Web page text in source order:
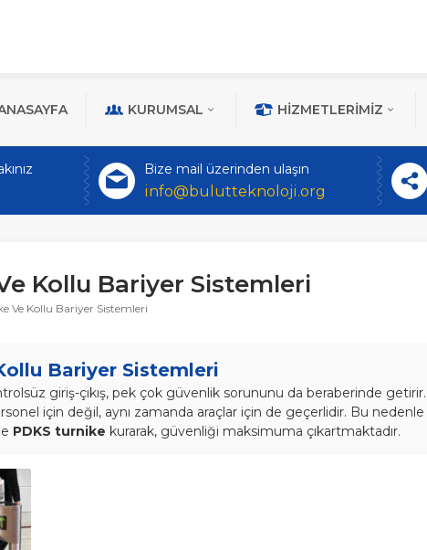
KURUMSAL HIZMETLERIMIZ
Bize mail üzerinden ulaşın
info@bulutteknoloji.org
Kollu Bariyer Sistemleri
Ve Kollu Bariyer Sistemleri
Bariyer Sistemleri
giriş-çıkış, pek çok güvenlik sorununu da beraberinde
için değil, aynı zamanda araçlar için de geçerlidir. Bu
PDKS turnike kurarak, güvenliği maksimuma çıkartmaktadır.